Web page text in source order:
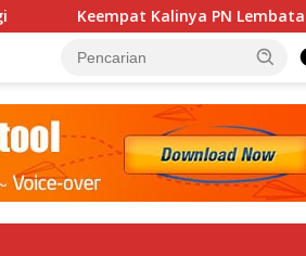
PN Lembata Kabulkan Eksepsi,